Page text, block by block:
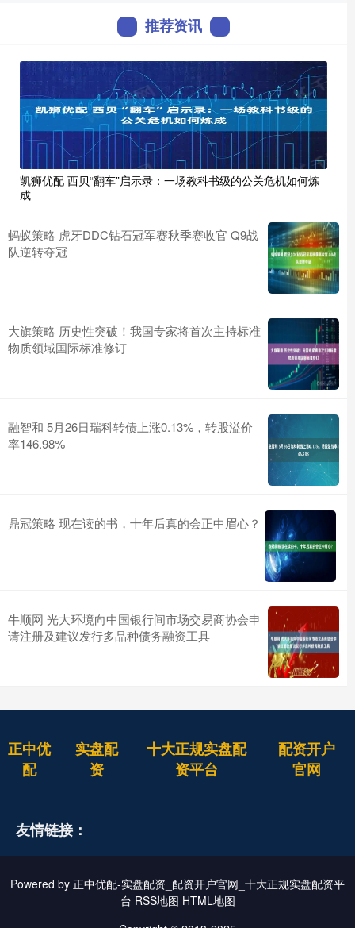
推荐资讯
凯狮优配 西贝“翻车”启示录：一场教科书级的公关危机如何炼
成
蚂蚁策略 虎牙DDC钻石冠军赛秋季赛收官 Q9战
队逆转夺冠
大旗策略 历史性突破！我国专家将首次主持标准
物质领域国际标准修订
融智和 5月26日瑞科转债上涨0.13%，转股溢价
率146.98%
鼎冠策略 现在读的书，十年后真的会正中眉心？
牛顺网 光大环境向中国银行间市场交易商协会申
请注册及建议发行多品种债务融资工具
正中优
配
实盘配
资
十大正规实盘配
资平台
配资开户
官网
友情链接：
Powered by 正中优配-实盘配资_配资开户官网_十大正规实盘配资平
台 RSS地图 HTML地图